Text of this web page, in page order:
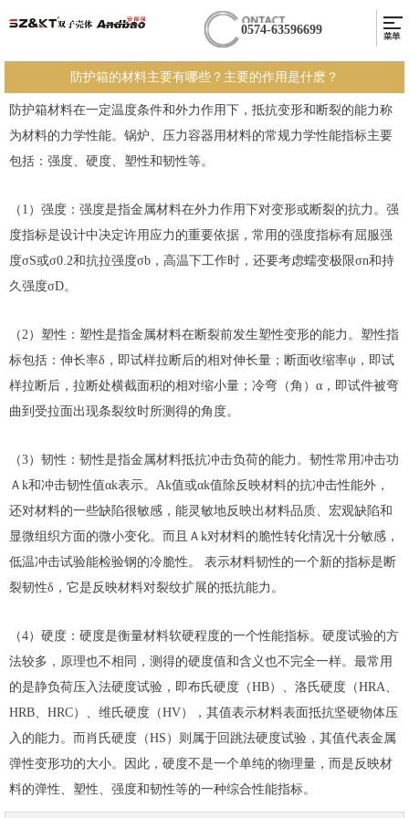
0574-63596699
防护箱的材料主要有哪些？主要的作用是什麽？
防护箱材料在一定温度条件和外力作用下，抵抗变形和断裂的能力称
为材料的力学性能。锅炉、压力容器用材料的常规力学性能指标主要
包括：强度、硬度、塑性和韧性等。
（1）强度：强度是指金属材料在外力作用下对变形或断裂的抗力。强
度指标是设计中决定许用应力的重要依据，常用的强度指标有屈服强
度σS或σ0.2和抗拉强度σb，高温下工作时，还要考虑蠕变极限σn和持
久强度σD。
（2）塑性：塑性是指金属材料在断裂前发生塑性变形的能力。塑性指
标包括：伸长率δ，即试样拉断后的相对伸长量；断面收缩率ψ，即试
样拉断后，拉断处横截面积的相对缩小量；冷弯（角）α，即试件被弯
曲到受拉面出现条裂纹时所测得的角度。
（3）韧性：韧性是指金属材料抵抗冲击负荷的能力。韧性常用冲击功
Ａk和冲击韧性值αk表示。Αk值或αk值除反映材料的抗冲击性能外，
还对材料的一些缺陷很敏感，能灵敏地反映出材料品质、宏观缺陷和
显微组织方面的微小变化。而且Ａk对材料的脆性转化情况十分敏感，
低温冲击试验能检验钢的冷脆性。 表示材料韧性的一个新的指标是断
裂韧性δ，它是反映材料对裂纹扩展的抵抗能力。
（4）硬度：硬度是衡量材料软硬程度的一个性能指标。硬度试验的方
法较多，原理也不相同，测得的硬度值和含义也不完全一样。最常用
的是静负荷压入法硬度试验，即布氏硬度（HB）、洛氏硬度（HRA、
HRB、HRC）、维氏硬度（HV），其值表示材料表面抵抗坚硬物体压
入的能力。而肖氏硬度（HS）则属于回跳法硬度试验，其值代表金属
弹性变形功的大小。因此，硬度不是一个单纯的物理量，而是反映材
料的弹性、塑性、强度和韧性等的一种综合性能指标。